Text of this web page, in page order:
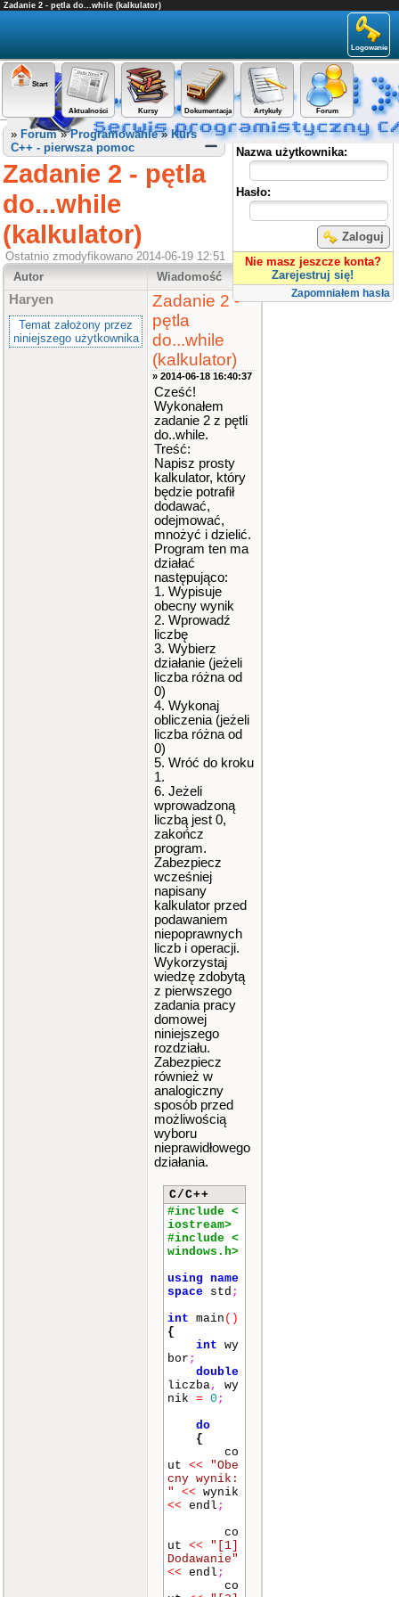
Zadanie 2 - pętla do...while (kalkulator)
Logowanie
Start
Aktualności Kursy Dokumentacja Artykuły Forum
Panel użytkownika
Nazwa użytkownika:
Hasło:
Zaloguj
Nie masz jeszcze konta?
Zarejestruj się!
Zapomniałem hasła
» Forum»Programowanie» Kurs
C++ - pierwsza pomoc
Zadanie 2 - pętla
do...while
(kalkulator)
Ostatnio zmodyfikowano 2014-06-19 12:51
Autor
Wiadomość
Haryen
Temat założony przez
niniejszego użytkownika
Zadanie 2 -
pętla
do...while
(kalkulator)
» 2014-06-18 16:40:37
Cześć!
Wykonałem
zadanie 2 z pętli
do..while.
Treść:
Napisz prosty
kalkulator, który
będzie potrafił
dodawać,
odejmować,
mnożyć i dzielić.
Program ten ma
działać
następująco:
1. Wypisuje
obecny wynik
2. Wprowadź
liczbę
3. Wybierz
działanie (jeżeli
liczba różna od
0)
4. Wykonaj
obliczenia (jeżeli
liczba różna od
0)
5. Wróć do kroku
1.
6. Jeżeli
wprowadzoną
liczbą jest 0,
zakończ
program.
Zabezpiecz
wcześniej
napisany
kalkulator przed
podawaniem
niepoprawnych
liczb i operacji.
Wykorzystaj
wiedzę zdobytą
z pierwszego
zadania pracy
domowej
niniejszego
rozdziału.
Zabezpiecz
również w
analogiczny
sposób przed
możliwością
wyboru
nieprawidłowego
działania.
C/C++
#include <
iostream>
#include <
windows.h>
using name
space std ;
int main ()
{
int wy
bor ;
double
liczba,
wy
nik = 0 ;
do
{
co
ut <<
"Obe
cny wynik:
"
<< wynik
<< endl ;
co
ut <<
"[1]
Dodawanie"
<< endl ;
co